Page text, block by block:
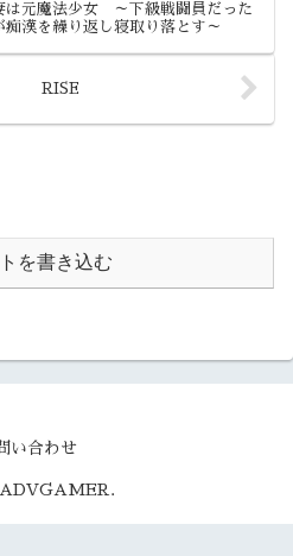
しかもDMM独占販売という
DL...
は元魔法少女 ～下級戦闘員だった
痴漢を繰り返し寝取り落とす～
RISE
を書き込む
い合わせ